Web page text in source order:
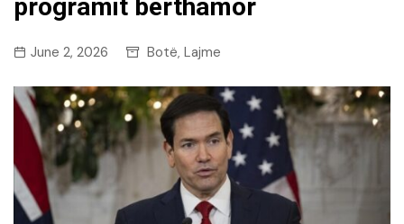
programit bërthamor
June 2, 2026 Botë, Lajme